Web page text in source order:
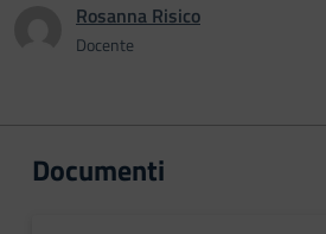
Rosanna Risico
Docente
Documenti